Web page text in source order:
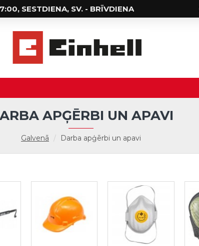
SESTDIENA, SV. - BRĪVDIENA
Galvenā Darba apģērbi un apavi
APĢĒRBI UN APAVI